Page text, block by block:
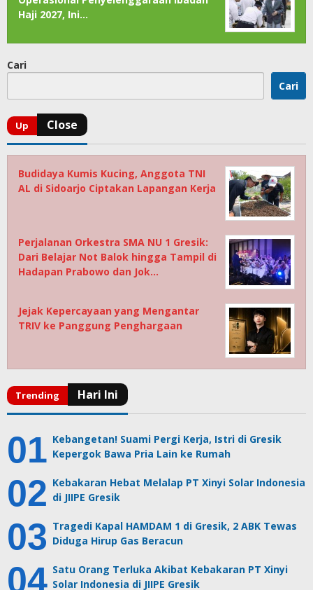
Haji 2027, Ini…
Cari
Cari
Budidaya Kumis Kucing, Anggota TNI
AL di Sidoarjo Ciptakan Lapangan Kerja
Perjalanan Orkestra SMA NU 1 Gresik:
Dari Belajar Not Balok hingga Tampil di
Hadapan Prabowo dan Jok…
Jejak Kepercayaan yang Mengantar
TRIV ke Panggung Penghargaan
Kebangetan! Suami Pergi Kerja, Istri di Gresik
Kepergok Bawa Pria Lain ke Rumah
Kebakaran Hebat Melalap PT Xinyi Solar Indonesia
di JIIPE Gresik
Tragedi Kapal HAMDAM 1 di Gresik, 2 ABK Tewas
Diduga Hirup Gas Beracun
Satu Orang Terluka Akibat Kebakaran PT Xinyi
Solar Indonesia di JIIPE Gresik